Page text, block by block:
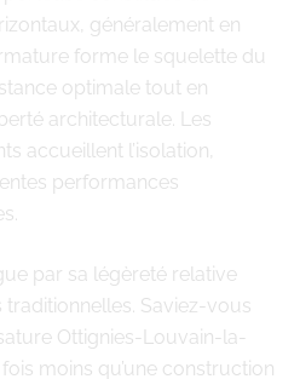
généralement en
forme le squelette du
optimale tout en
architecturale. Les
accueillent l’isolation,
performances
par sa légèreté relative
Saviez-vous
Ottignies-Louvain-la-
moins qu’une construction